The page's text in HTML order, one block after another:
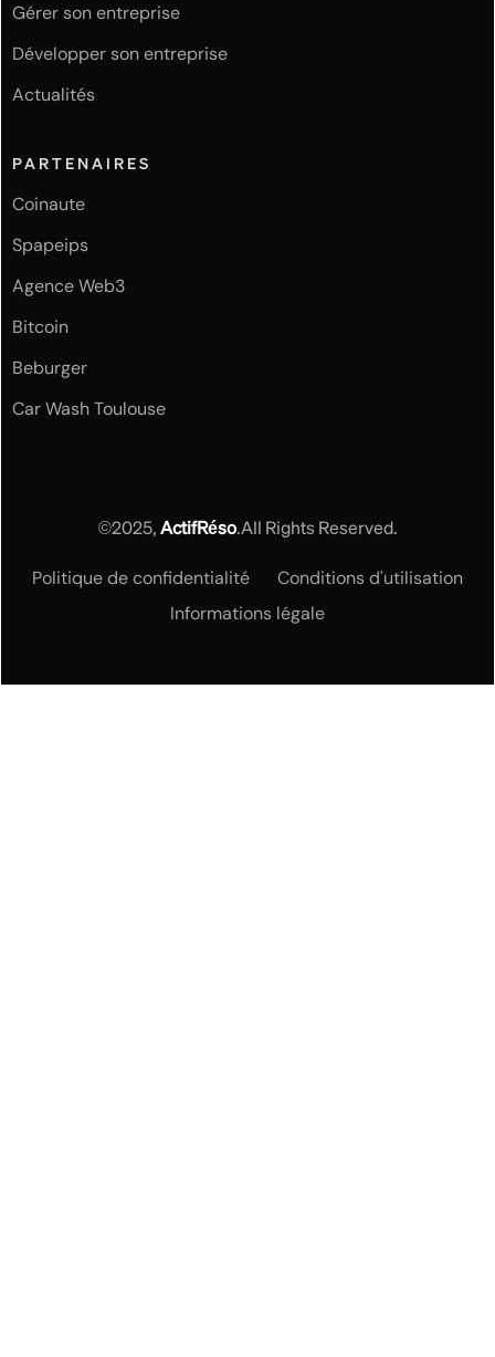
Gérer son entreprise
Développer son entreprise
Actualités
PARTENAIRES
Coinaute
Spapeips
Agence Web3
Bitcoin
Beburger
Car Wash Toulouse
©2025,ActifRéso.All Rights Reserved.
Politique de confidentialité
Conditions d'utilisation
Informations légale